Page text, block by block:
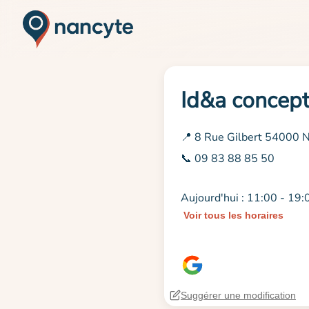
Id&a
📍 8 Rue Gilbert 54000
📞 09 83 88 85 50
Aujourd'hui : 11:00 -
Voir tous les horaires
Suggérer une modification